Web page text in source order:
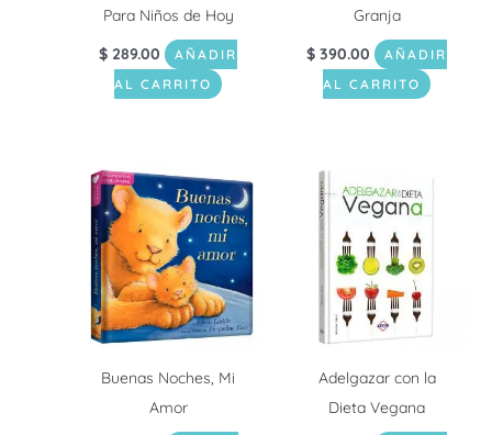
Para Niños de Hoy
$ 289.00
AÑADIR
AL CARRITO
Granja
$ 390.00
AÑADIR
AL CARRITO
Buenas Noches, Mi
Amor
Adelgazar con la
Dieta Vegana